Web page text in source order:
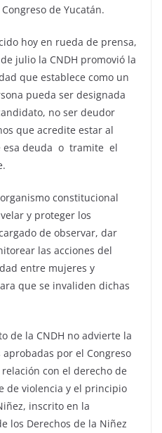
de Yucatán.
hoy en rueda de prensa,
julio la CNDH promovió la
que establece como un
pueda ser designada
no ser deudor
que acredite estar al
esa deuda o tramite el
constitucional
y proteger los
de observar, dar
las acciones del
entre mujeres y
que se invaliden dichas
de la CNDH no advierte la
por el Congreso
con el derecho de
de violencia y el principio
inscrito en la
los Derechos de la Niñez